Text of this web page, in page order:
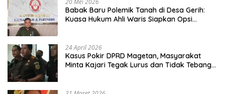
20 Mei 2026
Babak Baru Polemik Tanah di Desa Gerih:
Kuasa Hukum Ahli Waris Siapkan Opsi
24 April 2026
Kasus Pokir DPRD Magetan, Masyarakat
Minta Kajari Tegak Lurus dan Tidak Tebang